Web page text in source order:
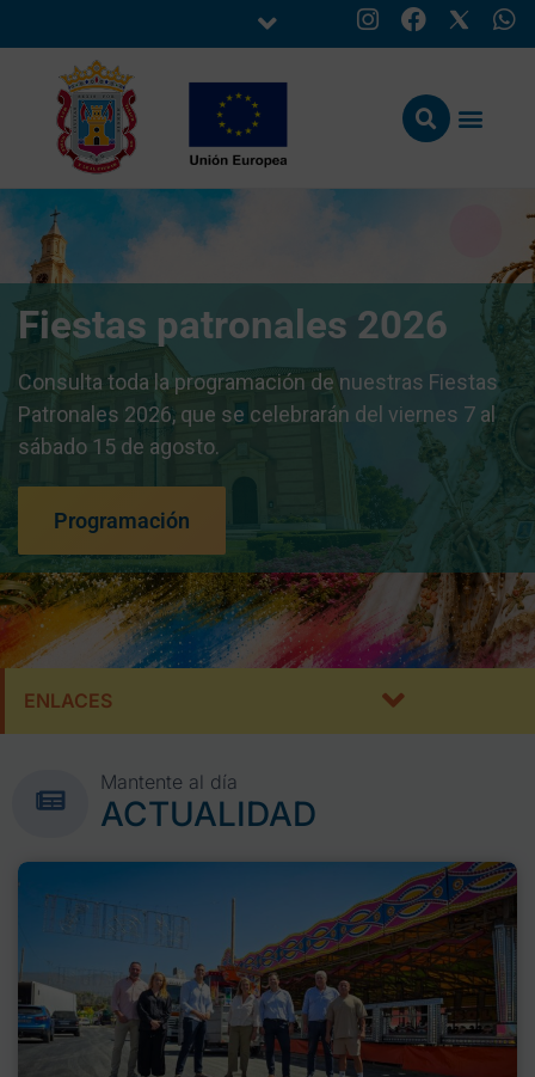
Fiestas patronales 2026
Consulta toda la programación de nuestras Fiestas
Patronales 2026, que se celebrarán del viernes 7 al
sábado 15 de agosto.
Programación
ENLACES
Mantente al día
ACTUALIDAD